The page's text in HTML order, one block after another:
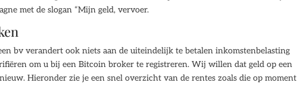
met de slogan “Mijn geld, vervoer.
bv verandert ook niets aan de uiteindelijk te betalen inkomstenbelasting
om u bij een Bitcoin broker te registreren. Wij willen dat geld op een
Hieronder zie je een snel overzicht van de rentes zoals die op moment